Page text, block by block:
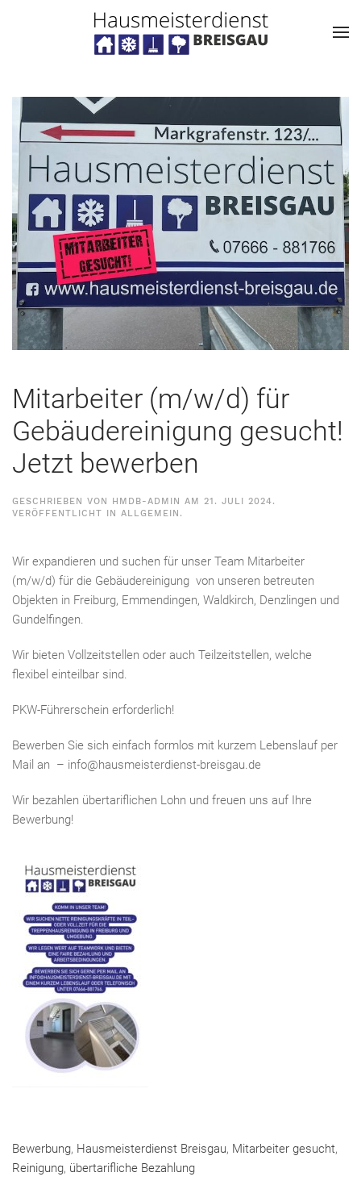
Mitarbeiter (m/w/d) für
Gebäudereinigung gesucht!
Jetzt bewerben
GESCHRIEBEN VON HMDB-ADMIN AM 21. JULI 2024.
VERÖFFENTLICHT IN ALLGEMEIN .
Wir expandieren und suchen für unser Team Mitarbeiter
(m/w/d) für die Gebäudereinigung von unseren betreuten
Objekten in Freiburg, Emmendingen, Waldkirch, Denzlingen und
Gundelfingen.
Wir bieten Vollzeitstellen oder auch Teilzeitstellen, welche
flexibel einteilbar sind.
PKW-Führerschein erforderlich!
Bewerben Sie sich einfach formlos mit kurzem Lebenslauf per
Mail an – info@hausmeisterdienst-breisgau.de
Wir bezahlen übertariflichen Lohn und freuen uns auf Ihre
Bewerbung!
Bewerbung, Hausmeisterdienst Breisgau, Mitarbeiter gesucht,
Reinigung, übertarifliche Bezahlung